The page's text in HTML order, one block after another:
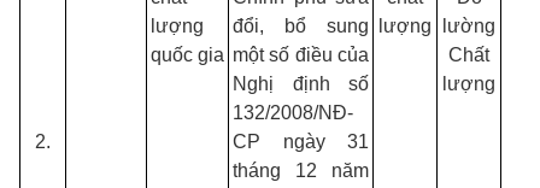
2.
lượng
quốc gia
đổi, bổ sung
một số điều của
Nghị định số
132/2008/NĐ-
CP ngày 31
tháng 12 năm
lượng
lường
Chất
lượng